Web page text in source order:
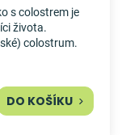
s colostrem je
života.
colostrum.
DO KOŠÍKU